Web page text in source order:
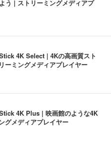
う | ストリーミングメディアプ
4K Select | 4Kの高画質スト
ーミングメディアプレイヤー
4K Plus | 映画館のような4K
グメディアプレイヤー